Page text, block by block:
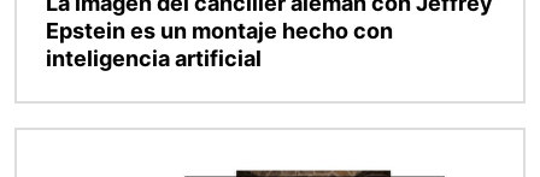
Epstein es un montaje hecho con
inteligencia artificial